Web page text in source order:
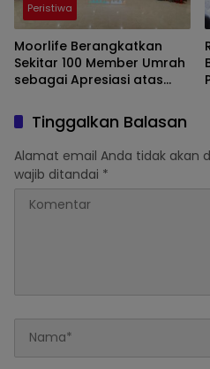
Peristiwa
Moorlife Berangkatkan
Sekitar 100 Member Umrah
sebagai Apresiasi atas
Tinggalkan Balasan
Alamat email Anda tidak akan
wajib ditandai *